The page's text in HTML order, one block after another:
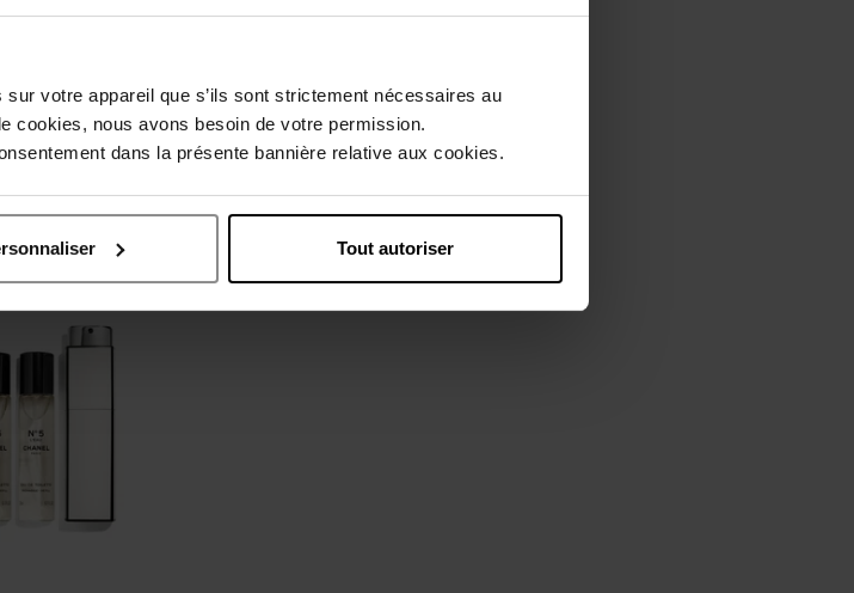
votre appareil que s’ils sont strictement nécessaires au
cookies, nous avons besoin de votre permission.
dans la présente bannière relative aux cookies.
Tout autoriser